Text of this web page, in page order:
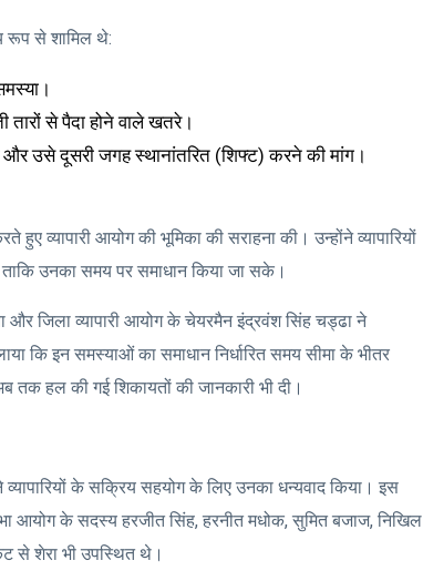
रूप से शामिल थे:
तारों से पैदा होने वाले खतरे।
उसे दूसरी जगह स्थानांतरित (शिफ्ट) करने की मांग।
व्यापारी आयोग की भूमिका की सराहना की। उन्होंने व्यापारियों
उनका समय पर समाधान किया जा सके।
और जिला व्यापारी आयोग के चेयरमैन इंद्रवंश सिंह चड्ढा ने
कि इन समस्याओं का समाधान निर्धारित समय सीमा के भीतर
तक हल की गई शिकायतों की जानकारी भी दी।
के सक्रिय सहयोग के लिए उनका धन्यवाद किया। इस
आयोग के सदस्य हरजीत सिंह, हरनीत मधोक, सुमित बजाज, निखिल
से शेरा भी उपस्थित थे।